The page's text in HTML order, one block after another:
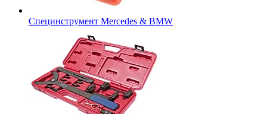
Специнструмент Mercedes & BMW